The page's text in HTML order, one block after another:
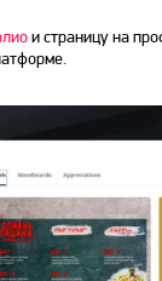
и страницу на